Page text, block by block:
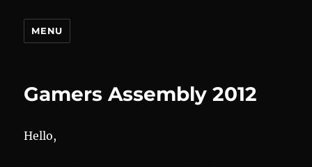
MENU
Gamers Assembly 2012
Hello,